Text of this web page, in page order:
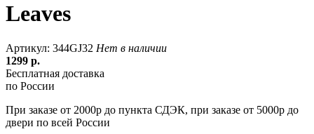
Leaves
Артикул: 344GJ32 Нет в наличии
1299 р.
Бесплатная доставка
по России
При заказе от 2000р до пункта СДЭК, при заказе от 5000р до
двери по всей России